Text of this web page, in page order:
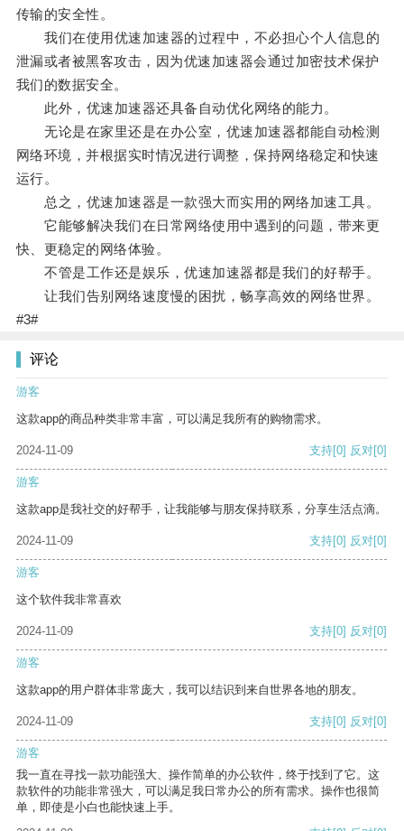
传输的安全性。
我们在使用优速加速器的过程中，不必担心个人信息的
泄漏或者被黑客攻击，因为优速加速器会通过加密技术保护
我们的数据安全。
此外，优速加速器还具备自动优化网络的能力。
无论是在家里还是在办公室，优速加速器都能自动检测
网络环境，并根据实时情况进行调整，保持网络稳定和快速
运行。
总之，优速加速器是一款强大而实用的网络加速工具。
它能够解决我们在日常网络使用中遇到的问题，带来更
快、更稳定的网络体验。
不管是工作还是娱乐，优速加速器都是我们的好帮手。
让我们告别网络速度慢的困扰，畅享高效的网络世界。
#3#
评论
游客
这款app的商品种类非常丰富，可以满足我所有的购物需求。
2024-11-09 支持[0] 反对[0]
游客
这款app是我社交的好帮手，让我能够与朋友保持联系，分享生活点滴。
2024-11-09 支持[0] 反对[0]
游客
这个软件我非常喜欢
2024-11-09 支持[0] 反对[0]
游客
这款app的用户群体非常庞大，我可以结识到来自世界各地的朋友。
2024-11-09 支持[0] 反对[0]
游客
我一直在寻找一款功能强大、操作简单的办公软件，终于找到了它。这
款软件的功能非常强大，可以满足我日常办公的所有需求。操作也很简
单，即使是小白也能快速上手。